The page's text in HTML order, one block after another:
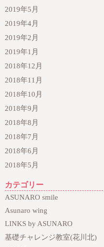
2019年5月
2019年4月
2019年2月
2019年1月
2018年12月
2018年11月
2018年10月
2018年9月
2018年8月
2018年7月
2018年6月
2018年5月
カテゴリー
ASUNARO smile
Asunaro wing
LINKS by ASUNARO
基礎チャレンジ教室(花川北)